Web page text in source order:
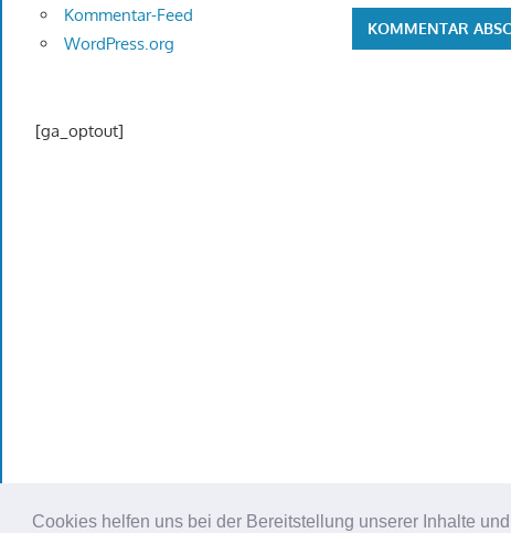
Cookies helfen uns bei der Bereitstellung unserer Inhalte
Kommentar-Feed
WordPress.org
[ga_optout]